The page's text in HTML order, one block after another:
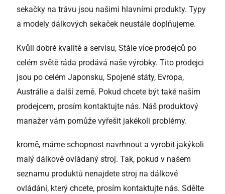
sekačky na trávu jsou našimi hlavními produkty. Typy
a modely dálkových sekaček neustále doplňujeme.
Kvůli dobré kvalitě a servisu, Stále více prodejců po
celém světě ráda prodává naše výrobky.Tito prodejci
jsou po celém Japonsku, Spojené státy, Evropa,
Austrálie a další země. Pokud chcete být také naším
prodejcem, prosím kontaktujte nás. Náš produktový
manažer vám pomůže vyřešit jakékoli problémy.
kromě, máme schopnost navrhnout a vyrobit jakýkoli
malý dálkově ovládaný stroj. Tak, pokud v našem
seznamu produktů nenajdete stroj na dálkové
ovládání, který chcete, prosím kontaktujte nás.Sdělte